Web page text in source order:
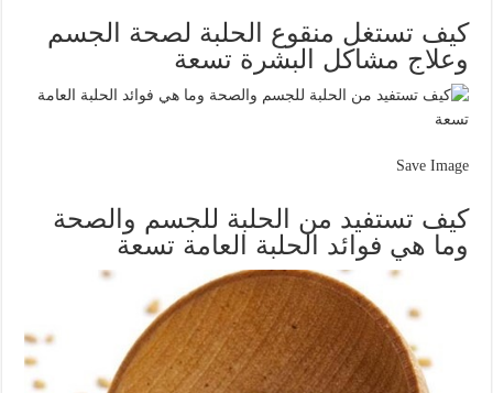
كيف تستغل منقوع الحلبة لصحة الجسم
وعلاج مشاكل البشرة تسعة
Save Image
كيف تستفيد من الحلبة للجسم والصحة
وما هي فوائد الحلبة العامة تسعة